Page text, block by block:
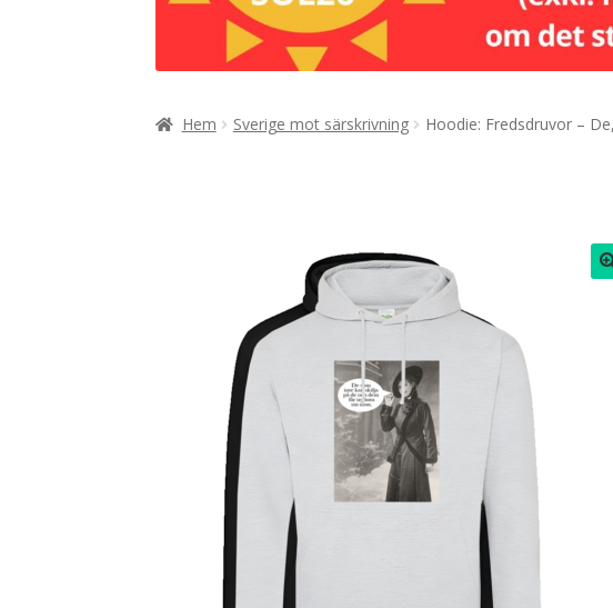
Hem Sverige mot särskrivning Hoodie: Fredsdruvor –